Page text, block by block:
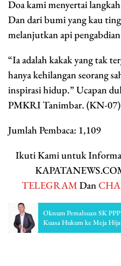
Doa kami menyertai
Dan dari bumi yang kau
melanjutkan api
“Ia adalah kakak yang tak
hanya kehilangan seorang
inspirasi hidup.” Ucapan
PMKRI Tanimbar. (KN-07)
Jumlah Pembaca: 1,109
Ikuti Kami untuk
TELEGRAMDan
Oknum Pemalsuan SK
Kuasa Hukum ke Meja